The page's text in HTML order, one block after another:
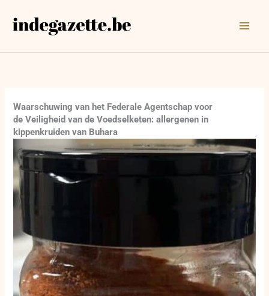
naar
Waarschuwing van het Federale Agentschap voor
de Veiligheid van de Voedselketen: allergenen in
kippenkruiden van Buhara